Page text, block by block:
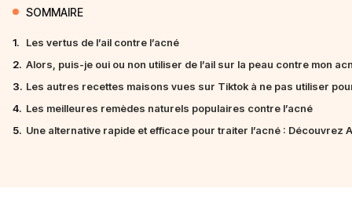
SOMMAIRE
1.
Les vertus de l’ail contre l’acné
2. Alors, puis-je oui ou non utiliser de l’ail sur la peau contre mon
3. Les autres recettes maisons vues sur Tiktok à ne pas utiliser
4. Les meilleures remèdes naturels populaires contre l’acné
5. Une alternative rapide et efficace pour traiter l’acné : Découvrez